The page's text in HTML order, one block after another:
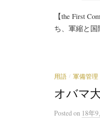
【the First
ち、軍縮と
用語 / 軍備管理
オバマ
Postedon 18年